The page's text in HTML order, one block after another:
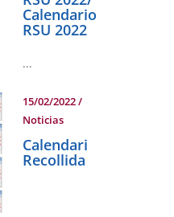
Calendario
RSU 2022
...
15/02/2022/
Noticias
Calendari
Recollida